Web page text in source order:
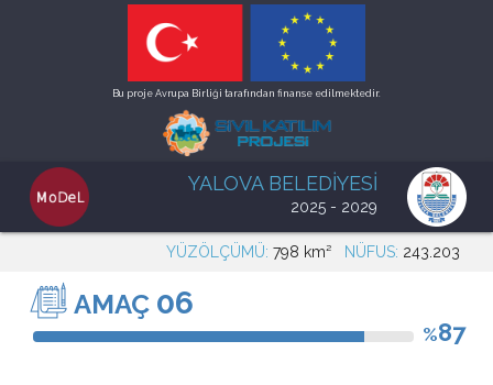
Bu proje Avrupa Birliği tarafından finanse edilmektedir.
YALOVA BELEDİYESİ
2025 - 2029
YÜZÖLÇÜMÜ: 798 km² NÜFUS: 243.203
AMAÇ 06
%87